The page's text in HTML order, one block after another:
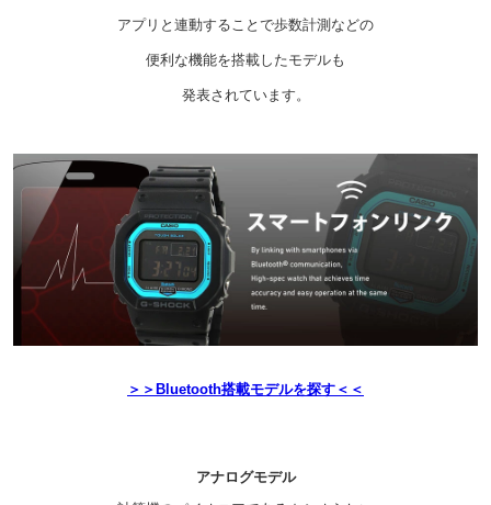
アプリと連動することで歩数計測などの
便利な機能を搭載したモデルも
発表されています。
＞＞Bluetooth搭載モデルを探す＜＜
アナログモデル